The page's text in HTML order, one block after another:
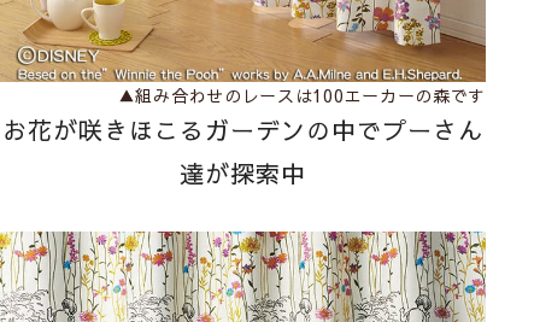
▲組み合わせのレースは100エーカーの森です
お花が咲きほこるガーデンの中でプーさん
達が探索中